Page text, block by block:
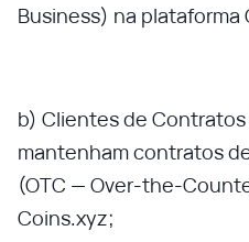
Business) na plataforma
b) Clientes de
mantenham contratos
(OTC — Over-the-
Coins.xyz;